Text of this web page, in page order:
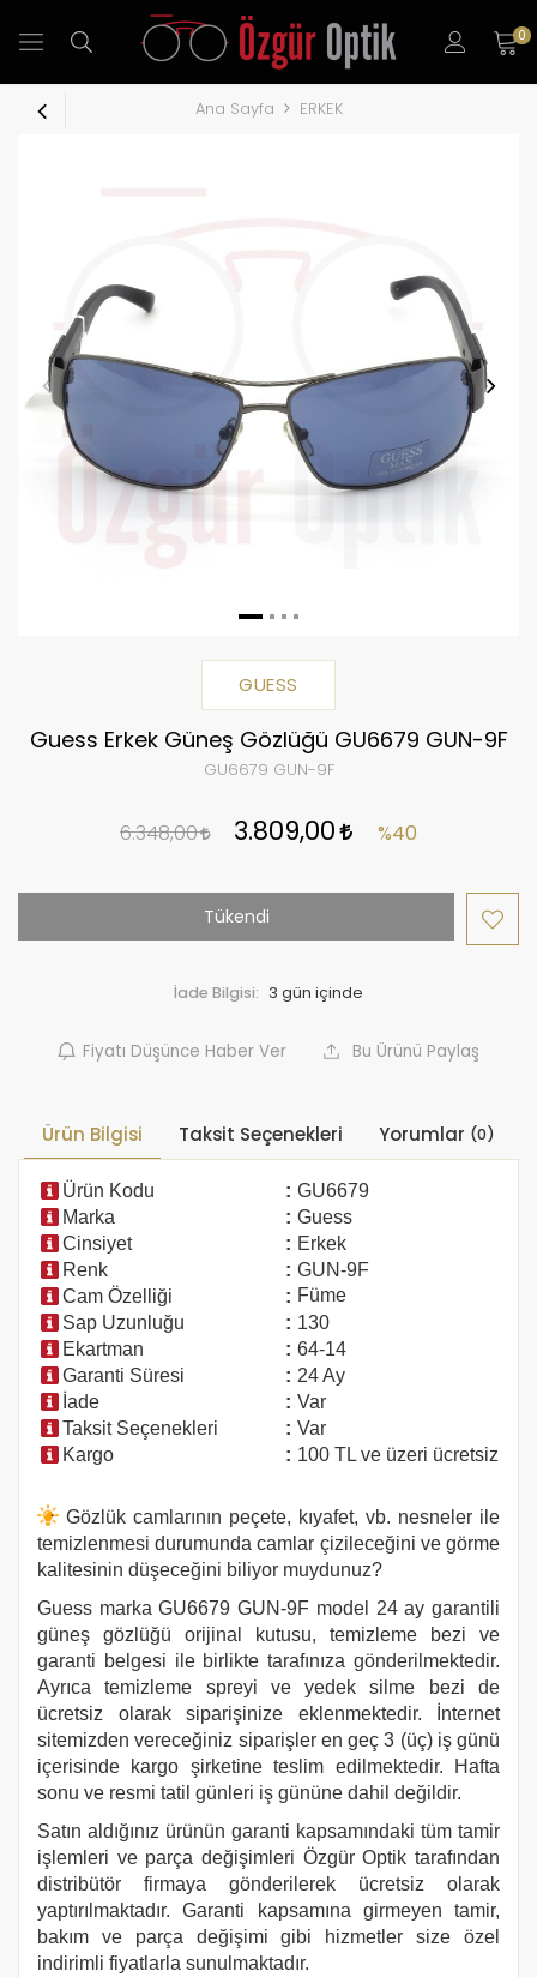
0
Ana Sayfa ERKEK
GUESS
Guess Erkek Güneş Gözlüğü GU6679 GUN-9F
GU6679 GUN-9F
6.348,00 3.809,00 %40
Tükendi
İade Bilgisi:
Fiyatı Düşünce Haber Ver Bu Ürünü Paylaş
Ürün Bilgisi Taksit Seçenekleri Yorumlar (0)
Ürün Kodu : GU6679
Marka
: Guess
Cinsiyet
: Erkek
Renk
: GUN-9F
Cam Özelliği
: Füme
Sap Uzunluğu
: 130
Ekartman
: 64-14
Garanti Süresi
: 24 Ay
İade
: Var
Taksit Seçenekleri
: Var
Kargo
: 100 TL ve üzeri ücretsiz
Gözlük camlarının peçete, kıyafet, vb. nesneler ile
temizlenmesi durumunda camlar çizileceğini ve görme
kalitesinin düşeceğini biliyor muydunuz?
Guess markaGU6679 GUN-9F model 24 ay garantili
güneş gözlüğü orijinal kutusu, temizleme bezi ve
garanti belgesi ile birlikte tarafınıza gönderilmektedir.
Ayrıca temizleme spreyi ve yedek silme bezi de
ücretsiz olarak siparişinize eklenmektedir. İnternet
sitemizden vereceğiniz siparişler en geç 3 (üç) iş günü
içerisinde kargo şirketine teslim edilmektedir. Hafta
sonu ve resmi tatil günleri iş gününe dahil değildir.
Satın aldığınız ürünün garanti kapsamındaki tüm tamir
işlemleri ve parça değişimleri Özgür Optik tarafından
distribütör firmaya gönderilerek ücretsiz olarak
yaptırılmaktadır. Garanti kapsamına girmeyen tamir,
bakım ve parça değişimi gibi hizmetler size özel
indirimli fiyatlarla sunulmaktadır.